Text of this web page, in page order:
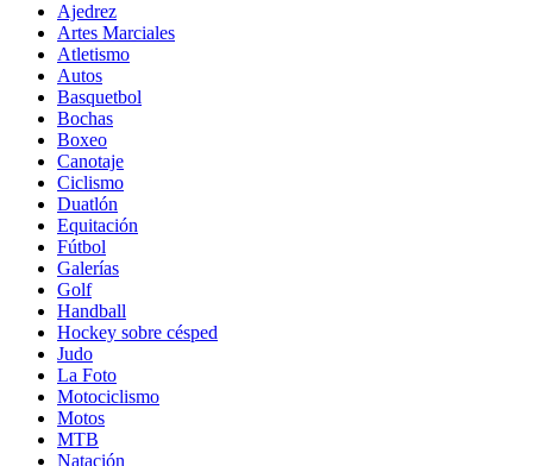
Ajedrez
Artes Marciales
Atletismo
Autos
Basquetbol
Bochas
Boxeo
Canotaje
Ciclismo
Duatlón
Equitación
Fútbol
Galerías
Golf
Handball
Hockey sobre césped
Judo
La Foto
Motociclismo
Motos
MTB
Natación